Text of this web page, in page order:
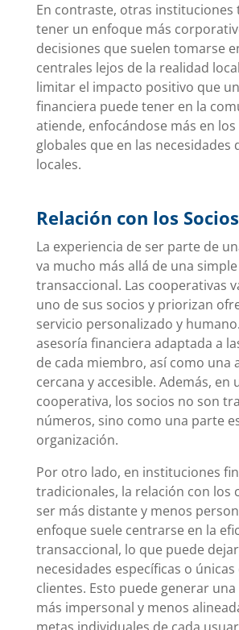
En contraste, otras instituciones
tener un enfoque más
decisiones que suelen tomarse
centrales lejos de la realidad
limitar el impacto positivo que
financiera puede tener en la
atiende, enfocándose más en
globales que en las necesidades
locales.
Relación con los Socios
La experiencia de ser parte de
va mucho más allá de una
transaccional. Las cooperativas
uno de sus socios y priorizan
servicio personalizado y
asesoría financiera adaptada a
de cada miembro, así como una
cercana y accesible. Además, en
cooperativa, los socios no son
números, sino como una parte
organización.
Por otro lado, en instituciones
tradicionales, la relación con los
ser más distante y menos
enfoque suele centrarse en la
transaccional, lo que puede
necesidades específicas o únicas
clientes. Esto puede generar
más impersonal y menos